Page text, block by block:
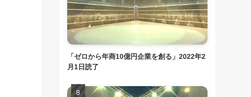
「ゼロから年商10億円企業を創る」2022年2
月1日読了